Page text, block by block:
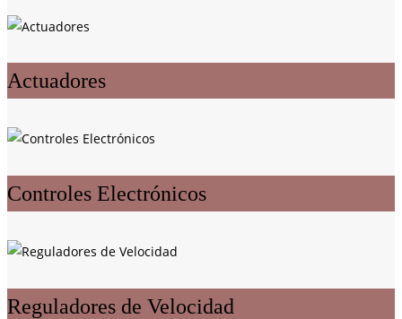
Actuadores
Controles Electrónicos
Reguladores de Velocidad